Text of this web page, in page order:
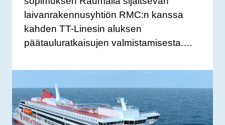
laivanrakennusyhtiön RMC:n kanssa
kahden TT-Linesin aluksen
päätauluratkaisujen valmistamisesta.…